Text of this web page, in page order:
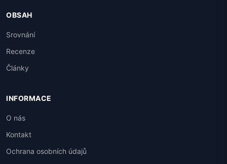
OBSAH
Srovnání
Recenze
Články
INFORMACE
O nás
Kontakt
Ochrana osobních údajů